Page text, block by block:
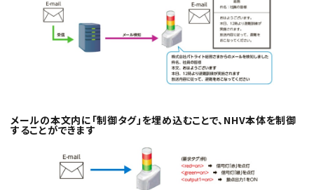
メールの本文内に「制御タグ」を埋め込むことで、NHV本体を制御
することができます